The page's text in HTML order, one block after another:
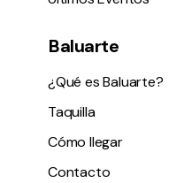
Baluarte
¿Qué es Baluarte?
Taquilla
Cómo llegar
Contacto